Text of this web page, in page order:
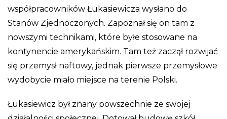
współpracowników Łukasiewicza wysłano do
Stanów Zjednoczonych. Zapoznał się on tam z
nowszymi technikami, które byłe stosowane na
kontynencie amerykańskim. Tam też zaczął rozwijać
się przemysł naftowy, jednak pierwsze przemysłowe
wydobycie miało miejsce na terenie Polski.
Łukasiewicz był znany powszechnie ze swojej